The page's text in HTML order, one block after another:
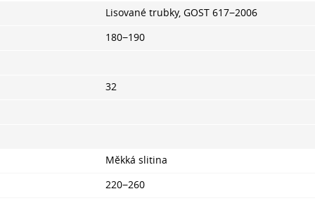
Lisované trubky, GOST 617−2006
180−190
32
Měkká slitina
220−260